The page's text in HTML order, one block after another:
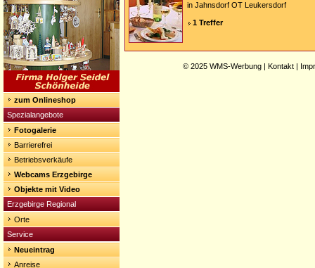
zum Onlineshop
Spezialangebote
Fotogalerie
Barrierefrei
Betriebsverkäufe
Webcams Erzgebirge
Objekte mit Video
Erzgebirge Regional
Orte
Service
Neueintrag
Anreise
in Jahnsdorf OT Leukersdorf
1 Treffer
© 2025 WMS-Werbung | Kontakt |